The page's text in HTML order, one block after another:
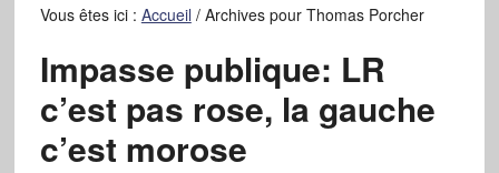
Vous êtes ici : Accueil /Archives pour Thomas Porcher
Impasse publique: LR
c’est pas rose, la gauche
c’est morose